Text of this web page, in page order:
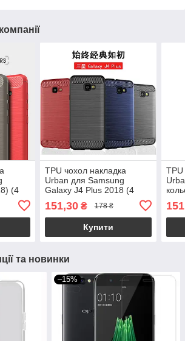
(4
TPU чохол накладка
Urban для Samsung
Galaxy J4 Plus 2018 (4
151,30₴ 178 ₴
Купити
TPU
та новинки
–15%